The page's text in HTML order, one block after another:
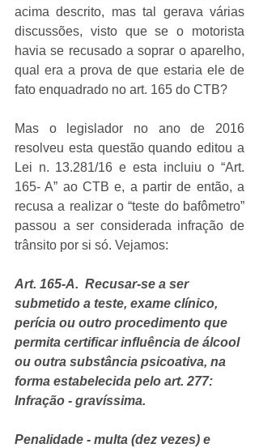
acima descrito, mas tal gerava várias
discussões, visto que se o motorista
havia se recusado a soprar o aparelho,
qual era a prova de que estaria ele de
fato enquadrado no art. 165 do CTB?
Mas o legislador no ano de 2016
resolveu esta questão quando editou a
Lei n. 13.281/16 e esta incluiu o “Art.
165- A” ao CTB e, a partir de então, a
recusa a realizar o “teste do bafômetro”
passou a ser considerada infração de
trânsito por si só. Vejamos:
Art. 165-A.  Recusar-se a ser
submetido a teste, exame clínico,
perícia ou outro procedimento que
permita certificar influência de álcool
ou outra substância psicoativa, na
forma estabelecida pelo art. 277:
Infração - gravíssima.
Penalidade - multa (dez vezes) e